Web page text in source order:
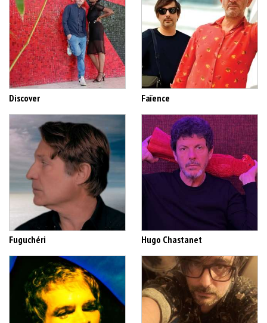
Discover Faïence
Fuguchéri Hugo Chastanet